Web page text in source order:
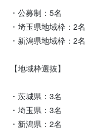
・公募制：5名
・埼玉県地域枠：2名
・新潟県地域枠：2名
【地域枠選抜】
・茨城県：3名
・埼玉県：3名
・新潟県：2名